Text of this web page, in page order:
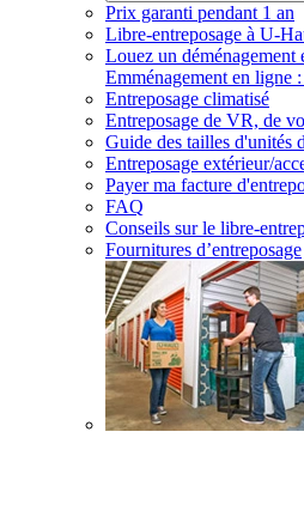
Prix garanti pendant 1 an
Libre-entreposage à U-
Louez un déménagement
Emménagement en ligne
Entreposage climatisé
Entreposage de VR, de
Guide des tailles d'unités
Entreposage extérieur/
Payer ma facture
FAQ
Conseils sur le libre-
Fournitures d’entreposage